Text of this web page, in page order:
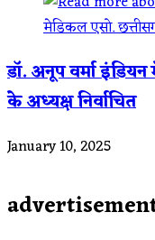
डॉ. अनूप वर्मा
के अध्यक्ष निर्वाचित
January 10, 2025